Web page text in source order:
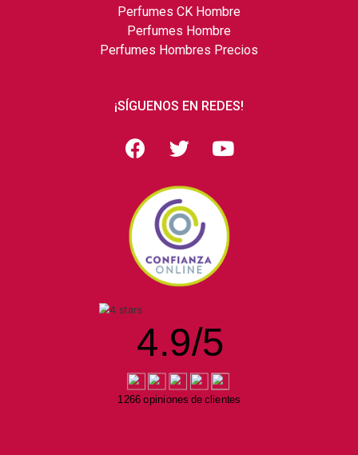
Perfumes CK Hombre
Perfumes Hombre
Perfumes Hombres Precios
¡SÍGUENOS EN REDES!
4.9/5
1266 opiniones de clientes